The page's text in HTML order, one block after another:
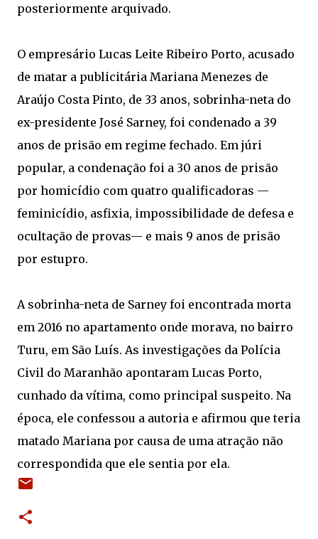
posteriormente arquivado.
O empresário Lucas Leite Ribeiro Porto, acusado
de matar a publicitária Mariana Menezes de
Araújo Costa Pinto, de 33 anos, sobrinha-neta do
ex-presidente José Sarney, foi condenado a 39
anos de prisão em regime fechado. Em júri
popular, a condenação foi a 30 anos de prisão
por homicídio com quatro qualificadoras —
feminicídio, asfixia, impossibilidade de defesa e
ocultação de provas— e mais 9 anos de prisão
por estupro.
A sobrinha-neta de Sarney foi encontrada morta
em 2016 no apartamento onde morava, no bairro
Turu, em São Luís. As investigações da Polícia
Civil do Maranhão apontaram Lucas Porto,
cunhado da vítima, como principal suspeito. Na
época, ele confessou a autoria e afirmou que teria
matado Mariana por causa de uma atração não
correspondida que ele sentia por ela.